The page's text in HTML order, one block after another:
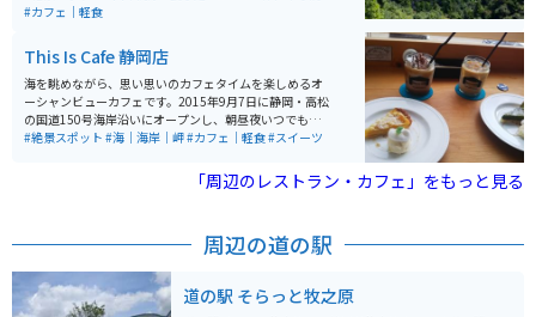
れ、春には多くの花見客で賑わいます。阿波々神社が山
有名です。頂上にはカフェもあり、景色を見ながらお茶
を楽しんだり、神社の御朱印も手に入れられます。秋の
シーズンには紅葉のトンネル中を車やバイクで走れるの
でオススメです。
#カフェ｜軽食
This Is Cafe 静岡店
海を眺めながら、思い思いのカフェタイムを楽しめるオ
ーシャンビューカフェです。2015年9月7日に静岡・高松
の国道150号海岸沿いにオープンし、朝昼夜いつでもで
楽しめます。 店内は、黒を基調としたスタイルとセンス
や、バリスタが淹れるこだわりのコーヒーなどが楽しめ
ます。また、1階のショーケースに並べたオリジナルケー
しており、自家製コーヒーをはじめとする豊富なドリン
ど、ランチからディナーまでフードメニューも充実して
います。
#絶景スポット #海｜海岸｜岬#カフェ｜軽食#スイーツ
「周辺のレストラン・カフェ」をもっと見る
周辺の道の駅
道の駅 そらっと牧之原